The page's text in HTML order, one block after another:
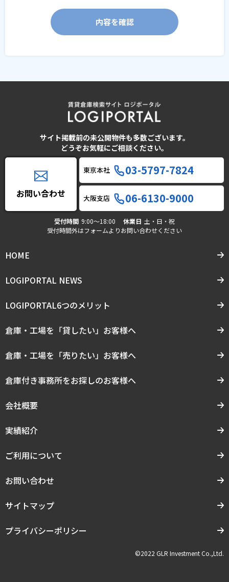
内容を確認
サイト掲載前の未公開物件も多数ございます。
どうぞお気軽にご相談ください。
お問い合わせ
東京本社 03-5797-7824
大阪支店 06-6130-9000
受付時間 9:00〜18:00 休業日 土・日・祝
受付時間外はフォームよりお問い合わせください
HOME
LOGIPORTAL NEWS
LOGIPORTAL6つのメリット
倉庫・工場を「貸したい」お客様へ
倉庫・工場を「売りたい」お客様へ
倉庫付き事務所をお探しのお客様へ
会社概要
実績紹介
ご利用について
お問い合わせ
サイトマップ
プライバシーポリシー
©2022 GLR Investment Co.,Ltd.